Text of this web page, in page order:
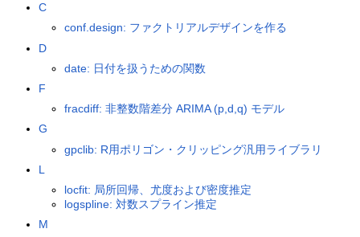
C
conf.design: ファクトリアルデザインを作る
D
date: 日付を扱うための関数
F
fracdiff: 非整数階差分 ARIMA (p,d,q) モデル
G
gpclib: R用ポリゴン・クリッピング汎用ライブラリ
L
locfit: 局所回帰、尤度および密度推定
logspline: 対数スプライン推定
M